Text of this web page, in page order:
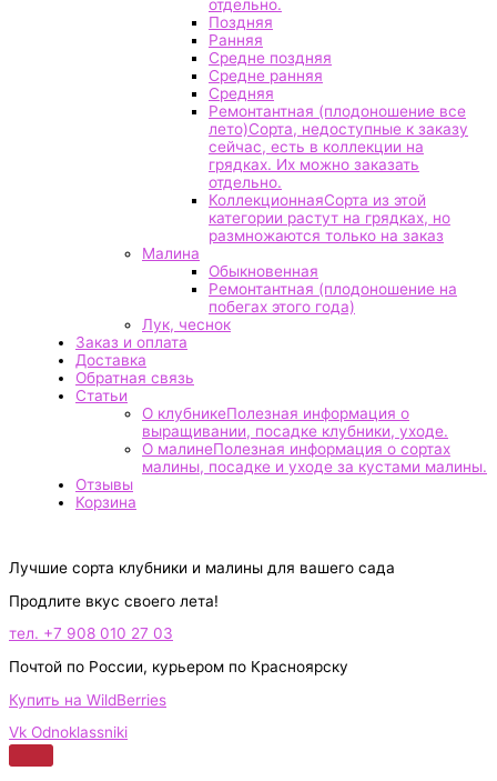
отдельно.
Поздняя
Ранняя
Средне поздняя
Средне ранняя
Средняя
Ремонтантная (плодоношение все
лето)Сорта, недоступные к заказу
сейчас, есть в коллекции на
грядках. Их можно заказать
отдельно.
КоллекционнаяСорта из этой
категории растут на грядках, но
размножаются только на заказ
Малина
Обыкновенная
Ремонтантная (плодоношение на
побегах этого года)
Лук, чеснок
Заказ и оплата
Доставка
Обратная связь
Статьи
О клубникеПолезная информация о
выращивании, посадке клубники, уходе.
О малинеПолезная информация о сортах
малины, посадке и уходе за кустами малины.
Отзывы
Корзина
Лучшие сорта клубники и малины для вашего сада
Продлите вкус своего лета!
тел. +7 908 010 27 03
Почтой по России, курьером по Красноярску
Купить на WildBerries
Vk Odnoklassniki